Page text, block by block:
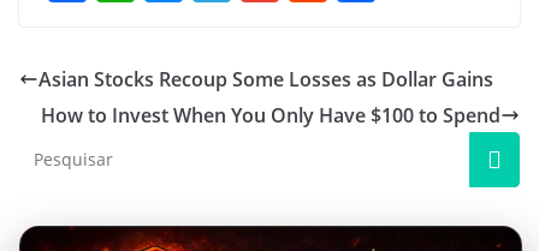
c
e
b
o
o
at
s
A
p
e
n
er
e
gr
a
ai
l di
t
ar
e
Asian Stocks Recoup Some Losses as Dollar Gains
How to Invest When You Only Have $100 to Spend